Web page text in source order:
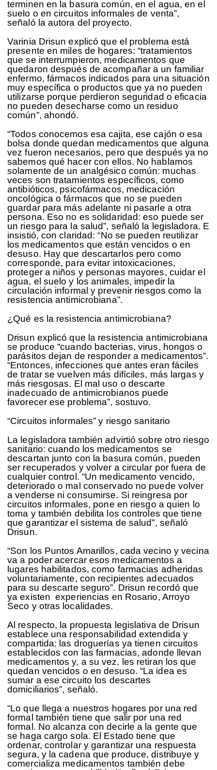
terminen en la basura común, en el agua, en el
suelo o en circuitos informales de venta”,
señaló la autora del proyecto.
Varinia Drisun explicó que el problema está
presente en miles de hogares: “tratamientos
que se interrumpieron, medicamentos que
quedaron después de acompañar a un familiar
enfermo, fármacos indicados para una situación
muy específica o productos que ya no pueden
utilizarse porque perdieron seguridad o eficacia
no pueden desecharse como un residuo
común”, ahondó.
“Todos conocemos esa cajita, ese cajón o esa
bolsa donde quedan medicamentos que alguna
vez fueron necesarios, pero que después ya no
sabemos qué hacer con ellos. No hablamos
solamente de un analgésico común: muchas
veces son tratamientos específicos, como
antibióticos, psicofármacos, medicación
oncológica o fármacos que no se pueden
guardar para más adelante ni pasarle a otra
persona. Eso no es solidaridad: eso puede ser
un riesgo para la salud”, señaló la legisladora. E
insistió, con claridad: “No se pueden reutilizar
los medicamentos que están vencidos o en
desuso. Hay que descartarlos pero como
corresponde, para evitar intoxicaciones,
proteger a niños y personas mayores, cuidar el
agua, el suelo y los animales, impedir la
circulación informal y prevenir riesgos como la
resistencia antimicrobiana”.
¿Qué es la resistencia antimicrobiana?
Drisun explicó que la resistencia antimicrobiana
se produce “cuando bacterias, virus, hongos o
parásitos dejan de responder a medicamentos”.
“Entonces, infecciones que antes eran fáciles
de tratar se vuelven más difíciles, más largas y
más riesgosas. El mal uso o descarte
inadecuado de antimicrobianos puede
favorecer ese problema”, sostuvo.
“Circuitos informales” y riesgo sanitario
La legisladora también advirtió sobre otro riesgo
sanitario: cuando los medicamentos se
descartan junto con la basura común, pueden
ser recuperados y volver a circular por fuera de
cualquier control. “Un medicamento vencido,
deteriorado o mal conservado no puede volver
a venderse ni consumirse. Si reingresa por
circuitos informales, pone en riesgo a quien lo
toma y también debilita los controles que tiene
que garantizar el sistema de salud”, señaló
Drisun.
“Son los Puntos Amarillos, cada vecino y vecina
va a poder acercar esos medicamentos a
lugares habilitados, como farmacias adheridas
voluntariamente, con recipientes adecuados
para su descarte seguro”. Drisun recordó que
ya existen experiencias en Rosario, Arroyo
Seco y otras localidades.
Al respecto, la propuesta legislativa de Drisun
establece una responsabilidad extendida y
compartida: las droguerías ya tienen circuitos
establecidos con las farmacias, adonde llevan
medicamentos y, a su vez, les retiran los que
quedan vencidos o en desuso. “La idea es
sumar a ese circuito los descartes
domiciliarios”, señaló.
“Lo que llega a nuestros hogares por una red
formal también tiene que salir por una red
formal. No alcanza con decirle a la gente que
se haga cargo sola. El Estado tiene que
ordenar, controlar y garantizar una respuesta
segura, y la cadena que produce, distribuye y
comercializa medicamentos también debe